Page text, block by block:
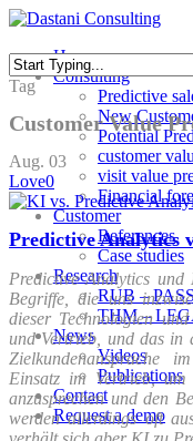
Skip
main
content
Menu Home
Consulting
Predictive
New
Potential
customer
visit value
Financial
Customer
References
Case studies
Research
RUB –
THM –
News
Videos
Publications
Contact
Request a demo
Close
Tag
Customer Value
Aug. 03
Love0
Predictive Analytics
Predictive Analytics
Begriffe, die uns
dieser Technologien
und Vertrieb, und das in
Zielkundenansprache
Einsatz im Vertrieb, um
anzusprechen und den
werden allerdings oft